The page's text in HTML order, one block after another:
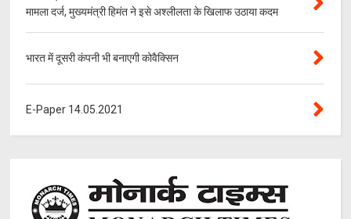
मामला दर्ज, मुख्यमंत्री हिमंत ने इसे अश्लीलता के खिलाफ उठाया कदम
भारत में दूसरी कंपनी भी बनाएगी कोवैक्सिन
E-Paper 14.05.2021